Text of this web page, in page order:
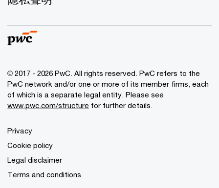
© 2017 - 2026 PwC. All rights reserved. PwC refers to the
PwC network and/or one or more of its member firms, each
of which is a separate legal entity. Please see
www.pwc.com/structure for further details.
Privacy
Cookie policy
Legal disclaimer
Terms and conditions